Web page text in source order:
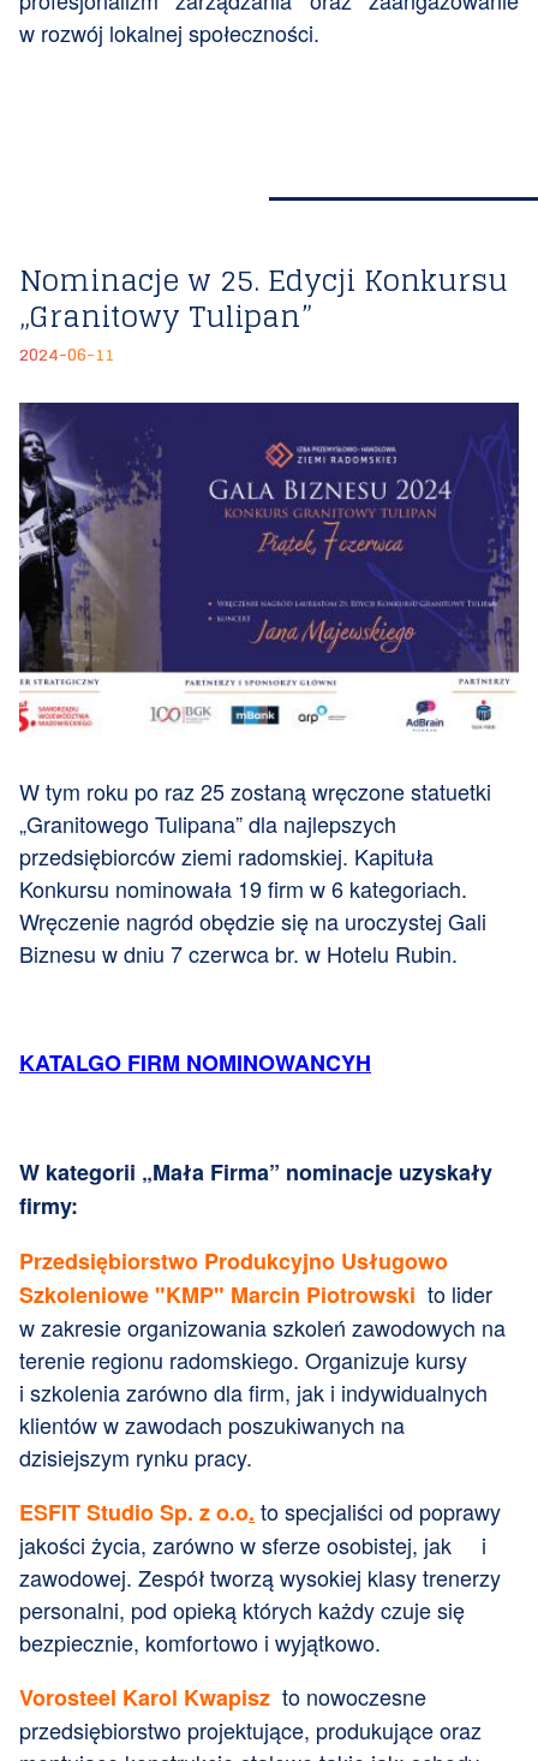
w rozwój lokalnej społeczności.
Nominacje w 25. Edycji Konkursu
„Granitowy Tulipan”
2024-06-11
W tym roku po raz 25 zostaną wręczone statuetki
„Granitowego Tulipana” dla najlepszych
przedsiębiorców ziemi radomskiej. Kapituła
Konkursu nominowała 19 firm w 6 kategoriach.
Wręczenie nagród obędzie się na uroczystej Gali
Biznesu w dniu 7 czerwca br. w Hotelu Rubin.
KATALGO FIRM NOMINOWANCYH
W kategorii „Mała Firma” nominacje uzyskały
firmy:
Przedsiębiorstwo Produkcyjno Usługowo
Szkoleniowe "KMP" Marcin Piotrowski to lider
w zakresie organizowania szkoleń zawodowych na
terenie regionu radomskiego. Organizuje kursy
i szkolenia zarówno dla firm, jak i indywidualnych
klientów w zawodach poszukiwanych na
dzisiejszym rynku pracy.
ESFIT Studio Sp. z o.o. to specjaliści od poprawy
jakości życia, zarówno w sferze osobistej, jak i
zawodowej. Zespół tworzą wysokiej klasy trenerzy
personalni, pod opieką których każdy czuje się
bezpiecznie, komfortowo i wyjątkowo.
Vorosteel Karol Kwapisz to nowoczesne
przedsiębiorstwo projektujące, produkujące oraz